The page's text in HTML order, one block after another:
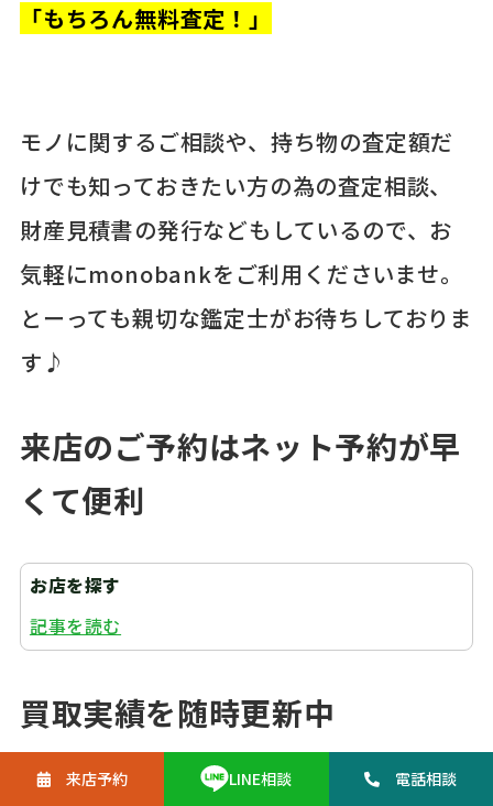
来店予約 LINE相談 電話相談
「もちろん無料査定！」
モノに関するご相談や、持ち物の査定額だ
けでも知っておきたい方の為の査定相談、
財産見積書の発行などもしているので、お
気軽にmonobankをご利用くださいませ。
とーっても親切な鑑定士がお待ちしておりま
す♪
来店のご予約はネット予約が早
くて便利
お店を探す
記事を読む
買取実績を随時更新中
https://monobank.jp/works